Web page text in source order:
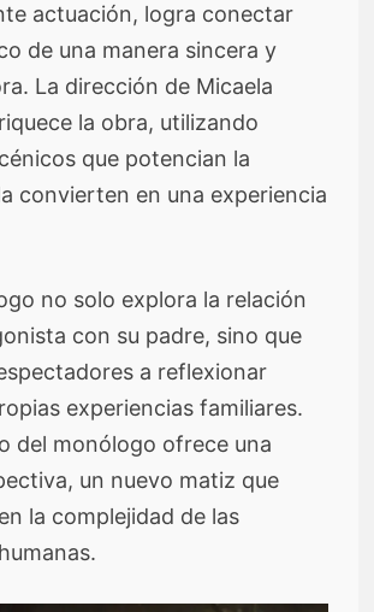
actuación, logra conectar
de una manera sincera y
La dirección de Micaela
la obra, utilizando
que potencian la
convierten en una experiencia
no solo explora la relación
con su padre, sino que
a reflexionar
experiencias familiares.
del monólogo ofrece una
un nuevo matiz que
la complejidad de las